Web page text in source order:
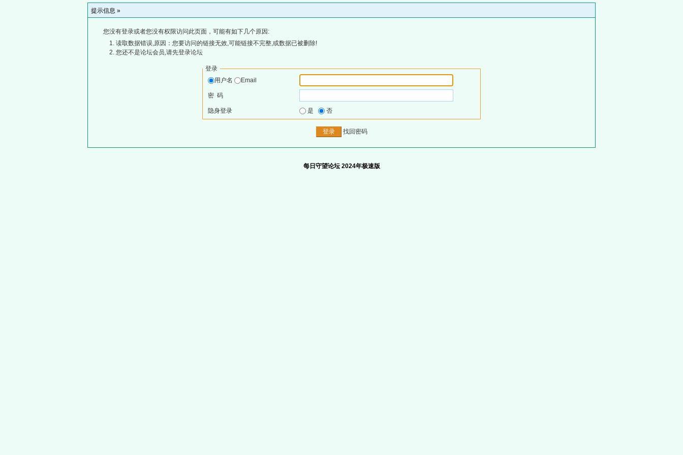
提示信息 »
您没有登录或者您没有权限访问此页面，可能有如下几个原因:
读取数据错误,原因：您要访问的链接无效,可能链接不完整,或数据已被删除!
您还不是论坛会员,请先登录论坛
登录
用户名
Email
密 码
隐身登录 是 否
找回密码
每日守望论坛 2024年极速版